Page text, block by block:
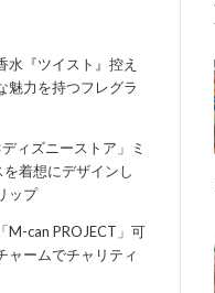
水『ツイスト』控え
魅力を持つフレグラ
ィズニーストア」ミ
着想にデザインし
ップ
M-can PROJECT」可
ャームでチャリティ